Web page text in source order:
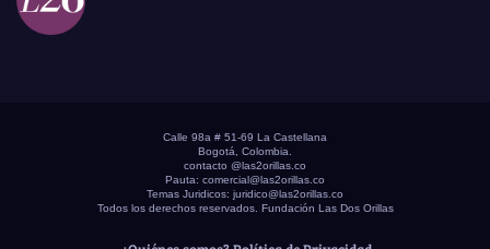
Calle 98a # 51-69 La Castellana
Bogotá, Colombia.
contacto @las2orillas.co
Pauta: comercial@las2orillas.co
Temas Juridicos: juridico@las2orillas.co
Todos los derechos reservados. Fundación Las Dos Orillas